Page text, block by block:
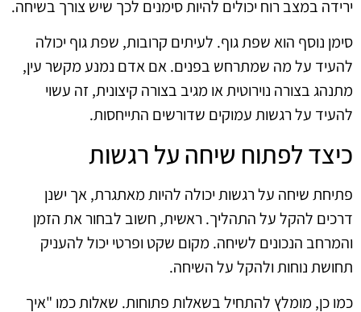
ירידה במצב רוח יכולים להיות סימנים לכך שיש צורך בשיחה.
סימן נוסף הוא שפת גוף. לעיתים קרובות, שפת גוף יכולה
להעיד על מה שמתרחש בפנים. אם אדם נמנע מקשר עין,
מתנהג בצורה נוירוטית או מגיב בצורה קיצונית, זה עשוי
להעיד על רגשות עמוקים שדורשים התייחסות.
כיצד לפתוח שיחה על רגשות
פתיחת שיחה על רגשות יכולה להיות מאתגרת, אך ישנן
דרכים להקל על התהליך. ראשית, חשוב לבחור את הזמן
והמרחב הנכונים לשיחה. מקום שקט ופרטי יכול להעניק
תחושת נוחות ולהקל על השיחה.
כמו כן, מומלץ להתחיל בשאלות פתוחות. שאלות כמו "איך